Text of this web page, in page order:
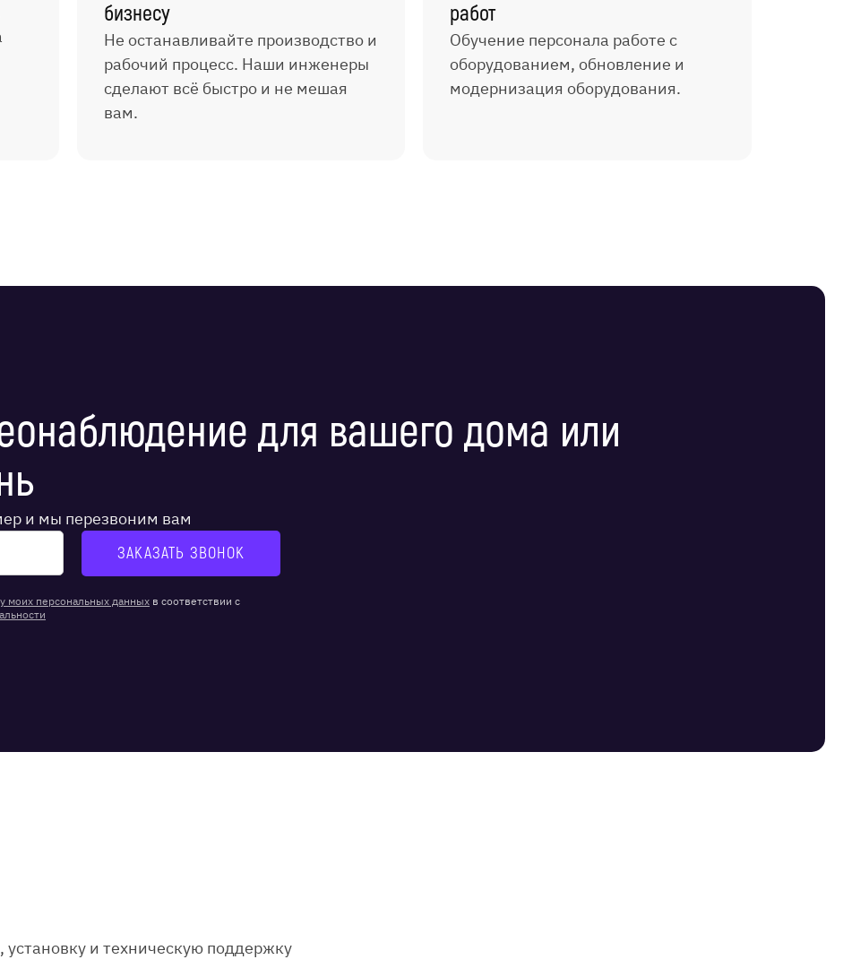
бизнесу
Не останавливайте производство и
рабочий процесс. Наши инженеры
сделают всё быстро и не мешая
вам.
работ
Обучение персонала работе с
оборудованием, обновление и
модернизация оборудования.
для вашего дома или
и мы перезвоним вам
моих персональных данных в соответствии с
и техническую поддержку